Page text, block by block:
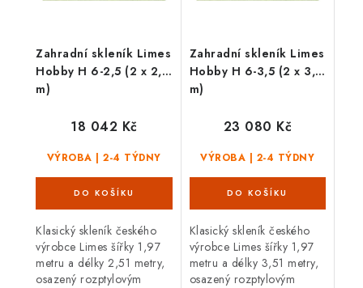
Zahradní skleník Limes
Hobby H 6-2,5 (2 x 2,5
m)
VÝROBA | 2-4 TÝDNY
18 042 Kč
Klasický skleník českého
výrobce Limes šířky 1,97
metru a délky 2,51 metry,
osazený rozptylovým
Zahradní skleník Limes
Hobby H 6-3,5 (2 x 3,5
m)
VÝROBA | 2-4 TÝDNY
23 080 Kč
Klasický skleník českého
výrobce Limes šířky 1,97
metru a délky 3,51 metry,
osazený rozptylovým